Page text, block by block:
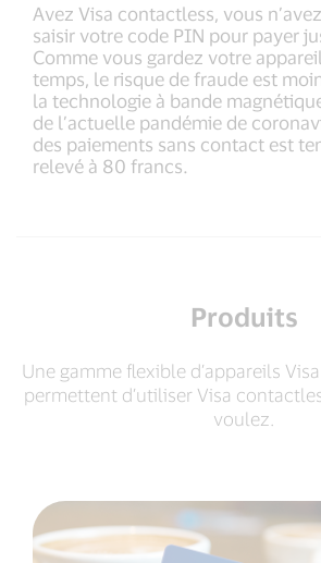
Avez Visa contactless, vous
saisir votre code PIN pour payer
Comme vous gardez votre
temps, le risque de fraude est
la technologie à bande
de l’actuelle pandémie de
des paiements sans contact est
relevé à 80 francs.
Produits
Une gamme flexible d’appareils
permettent d’utiliser Visa
voulez.